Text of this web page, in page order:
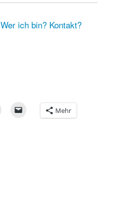
Wer ich bin? Kontakt?
Mehr